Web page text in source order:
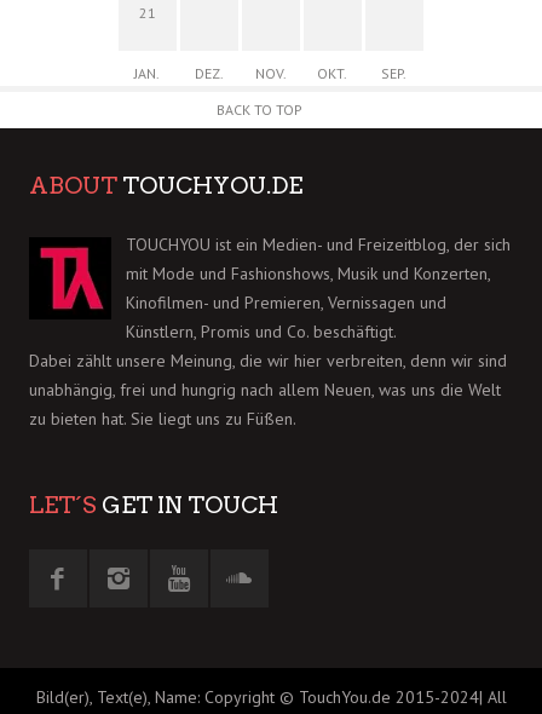
21
JAN. DEZ. NOV. OKT.
SEP.
BACK TO TOP
ABOUT TOUCHYOU.DE
TOUCHYOU ist ein Medien- und Freizeitblog, der sich
mit Mode und Fashionshows, Musik und Konzerten,
Kinofilmen- und Premieren, Vernissagen und
Künstlern, Promis und Co. beschäftigt.
Dabei zählt unsere Meinung, die wir hier verbreiten, denn wir sind
unabhängig, frei und hungrig nach allem Neuen, was uns die Welt
zu bieten hat. Sie liegt uns zu Füßen.
LET´S GET IN TOUCH
Bild(er), Text(e), Name: Copyright © TouchYou.de 2015-2024| All